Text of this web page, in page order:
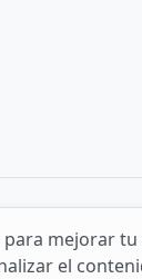
a
peculado de
mejorar
el